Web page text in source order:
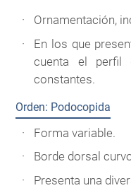
Ornamentación,
En los que
cuenta el perfil
constantes.
Orden: Podocopida
Forma variable.
Borde dorsal
Presenta una